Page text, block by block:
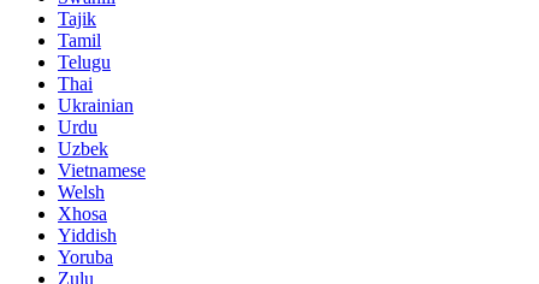
Tajik
Tamil
Telugu
Thai
Ukrainian
Urdu
Uzbek
Vietnamese
Welsh
Xhosa
Yiddish
Yoruba
Zulu